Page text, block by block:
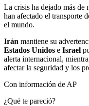
La crisis ha dejado más de
han afectado el transporte
el mundo.
Irán mantiene su
Estados Unidos e Israel
alerta internacional,
afectar la seguridad y los
Con información de AP
¿Qué te pareció?